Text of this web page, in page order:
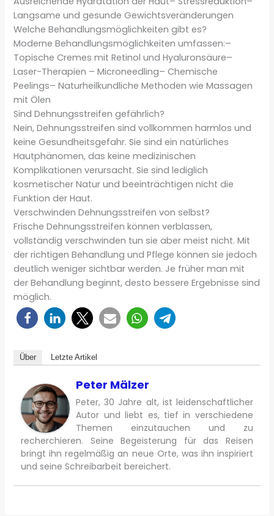
Langsame und gesunde Gewichtsveränderungen
Welche Behandlungsmöglichkeiten gibt es?
Moderne Behandlungsmöglichkeiten umfassen:–
Topische Cremes mit Retinol und Hyaluronsäure–
Laser-Therapien – Microneedling– Chemische
Peelings– Naturheilkundliche Methoden wie Massagen
mit Ölen
Sind Dehnungsstreifen gefährlich?
Nein, Dehnungsstreifen sind vollkommen harmlos und
keine Gesundheitsgefahr. Sie sind ein natürliches
Hautphänomen, das keine medizinischen
Komplikationen verursacht. Sie sind lediglich
kosmetischer Natur und beeinträchtigen nicht die
Funktion der Haut.
Verschwinden Dehnungsstreifen von selbst?
Frische Dehnungsstreifen können verblassen,
vollständig verschwinden tun sie aber meist nicht. Mit
der richtigen Behandlung und Pflege können sie jedoch
deutlich weniger sichtbar werden. Je früher man mit
der Behandlung beginnt, desto bessere Ergebnisse sind
möglich.
Über Letzte Artikel
Peter Mälzer
Peter, 30 Jahre alt, ist leidenschaftlicher
Autor und liebt es, tief in verschiedene
Themen einzutauchen und zu
recherchieren. Seine Begeisterung für das Reisen
bringt ihn regelmäßig an neue Orte, was ihn inspiriert
und seine Schreibarbeit bereichert.